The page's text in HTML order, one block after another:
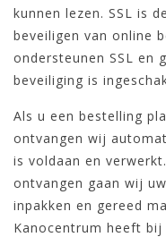
kunnen lezen. SSL is
beveiligen van online
ondersteunen SSL en
beveiliging is
Als u een bestelling
ontvangen wij
is voldaan en
ontvangen gaan wij
inpakken en gereed
Kanocentrum heeft